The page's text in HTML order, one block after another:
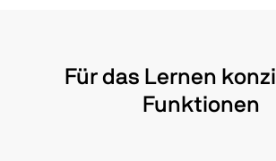
Für das Lernen
Funktionen